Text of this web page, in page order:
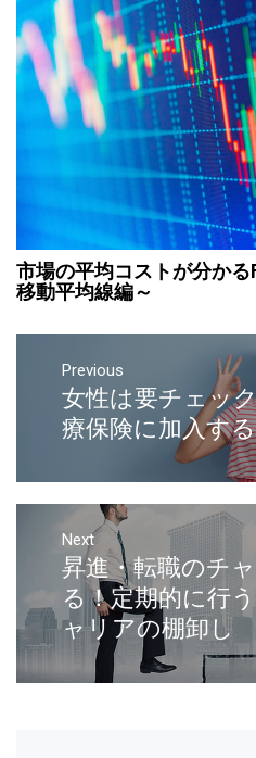
市場の平均コストが分か
移動平均線編～
Previous
女性は要チェッ
療保険に加入す
Next
昇進・転職のチ
る！定期的に行
ャリアの棚卸し